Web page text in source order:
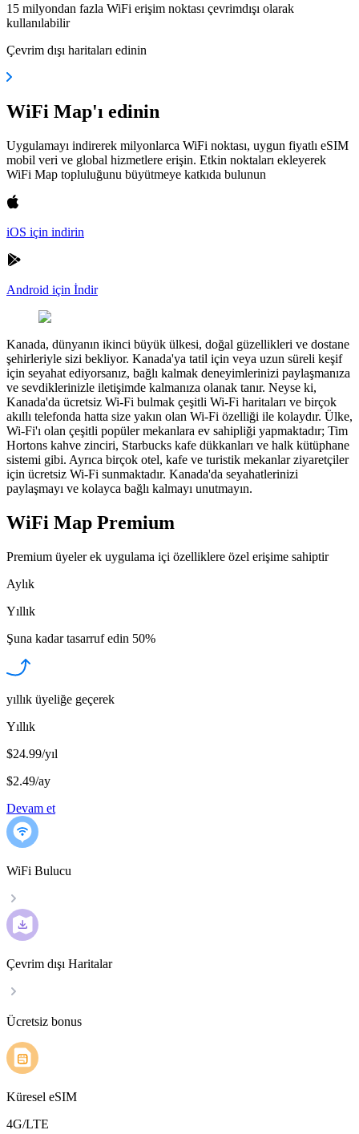
15 milyondan fazla WiFi erişim noktası çevrimdışı olarak
kullanılabilir
Çevrim dışı haritaları edinin
WiFi Map'ı edinin
Uygulamayı indirerek milyonlarca WiFi noktası, uygun fiyatlı eSIM
mobil veri ve global hizmetlere erişin. Etkin noktaları ekleyerek
WiFi Map topluluğunu büyütmeye katkıda bulunun
iOS için indirin
Android için İndir
Kanada, dünyanın ikinci büyük ülkesi, doğal güzellikleri ve dostane
şehirleriyle sizi bekliyor. Kanada'ya tatil için veya uzun süreli keşif
için seyahat ediyorsanız, bağlı kalmak deneyimlerinizi paylaşmanıza
ve sevdiklerinizle iletişimde kalmanıza olanak tanır. Neyse ki,
Kanada'da ücretsiz Wi-Fi bulmak çeşitli Wi-Fi haritaları ve birçok
akıllı telefonda hatta size yakın olan Wi-Fi özelliği ile kolaydır. Ülke,
Wi-Fi'ı olan çeşitli popüler mekanlara ev sahipliği yapmaktadır; Tim
Hortons kahve zinciri, Starbucks kafe dükkanları ve halk kütüphane
sistemi gibi. Ayrıca birçok otel, kafe ve turistik mekanlar ziyaretçiler
için ücretsiz Wi-Fi sunmaktadır. Kanada'da seyahatlerinizi
paylaşmayı ve kolayca bağlı kalmayı unutmayın.
WiFi Map Premium
Premium üyeler ek uygulama içi özelliklere özel erişime sahiptir
Aylık
Yıllık
Şuna kadar tasarruf edin 50%
yıllık üyeliğe geçerek
Yıllık
$24.99/yıl
$2.49/ay
Devam et
WiFi Bulucu
Çevrim dışı Haritalar
Ücretsiz bonus
Küresel eSIM
4G/LTE